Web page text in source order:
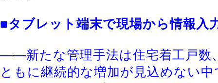
■タブレット端末で現場から情報入
――新たな管理手法は住宅着工戸数
ともに継続的な増加が見込めない